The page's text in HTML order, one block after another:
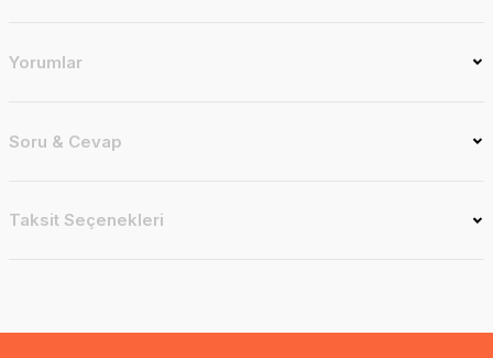
Yorumlar
Soru & Cevap
Taksit Seçenekleri